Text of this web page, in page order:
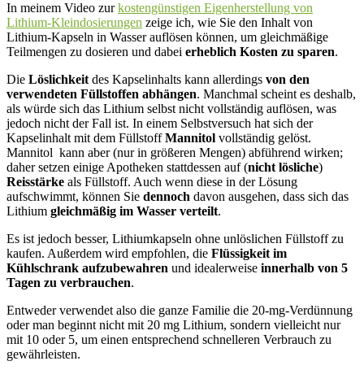
In meinem Video zurkostengünstigen Eigenherstellung von
Lithium-Kleindosierungen zeige ich, wie Sie den Inhalt von
Lithium-Kapseln in Wasser auflösen können, um gleichmäßige
Teilmengen zu dosieren und dabei erheblich Kosten zu sparen.
Die Löslichkeit des Kapselinhalts kann allerdings von den
verwendeten Füllstoffen abhängen. Manchmal scheint es deshalb,
als würde sich das Lithium selbst nicht vollständig auflösen, was
jedoch nicht der Fall ist. In einem Selbstversuch hat sich der
Kapselinhalt mit dem FüllstoffMannitol vollständig gelöst.
Mannitol kann aber (nur in größeren Mengen) abführend wirken;
daher setzen einige Apotheken stattdessen auf (nicht lösliche)
Reisstärke als Füllstoff. Auch wenn diese in der Lösung
aufschwimmt, können Sie dennoch davon ausgehen, dass sich das
Lithium gleichmäßig im Wasser verteilt.
Es ist jedoch besser, Lithiumkapseln ohne unlöslichen Füllstoff zu
kaufen. Außerdem wird empfohlen, die Flüssigkeit im
Kühlschrank aufzubewahren und idealerweise innerhalb von 5
Tagen zu verbrauchen.
Entweder verwendet also die ganze Familie die 20-mg-Verdünnung
oder man beginnt nicht mit 20 mg Lithium, sondern vielleicht nur
mit 10 oder 5, um einen entsprechend schnelleren Verbrauch zu
gewährleisten.